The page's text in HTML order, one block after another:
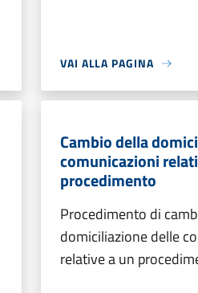
VAI ALLA PAGINA
Cambio della
comunicazioni
procedimento
Procedimento di
domiciliazione delle
relative a un